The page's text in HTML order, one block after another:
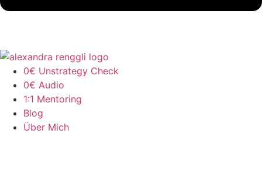
0€ Unstrategy Check
0€ Audio
1:1 Mentoring
Blog
Über Mich